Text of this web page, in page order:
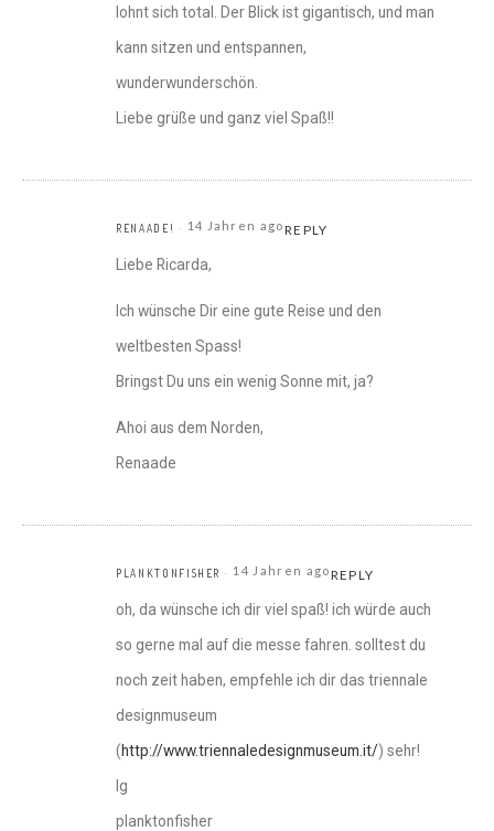
lohnt sich total. Der Blick ist gigantisch, und man
kann sitzen und entspannen,
wunderwunderschön.
Liebe grüße und ganz viel Spaß!!
RENAADE! 14 Jahren agoREPLY
Liebe Ricarda,
Ich wünsche Dir eine gute Reise und den
weltbesten Spass!
Bringst Du uns ein wenig Sonne mit, ja?
Ahoi aus dem Norden,
Renaade
PLANKTONFISHER 14 Jahren agoREPLY
oh, da wünsche ich dir viel spaß! ich würde auch
so gerne mal auf die messe fahren. solltest du
noch zeit haben, empfehle ich dir das triennale
designmuseum
(http://www.triennaledesignmuseum.it/) sehr!
lg
planktonfisher